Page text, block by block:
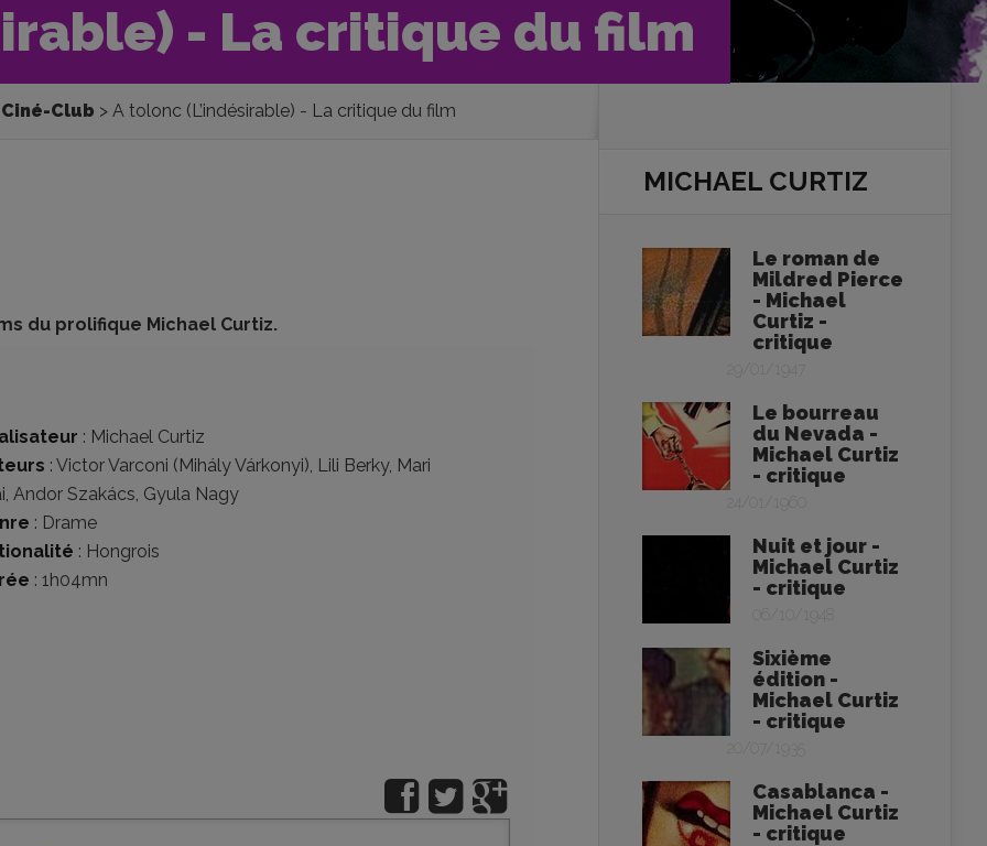
- La critique du film
Ciné-Club A tolonc (L’indésirable) - La critique du film
du prolifique Michael Curtiz.
: Michael Curtiz
: Victor Varconi (Mihály Várkonyi), Lili Berky, Mari
, Andor Szakács, Gyula Nagy
: Drame
: Hongrois
: 1h04mn
MICHAEL CURTIZ
Le roman de
Mildred Pierce
- Michael
Curtiz -
critique
29/01/1947
Le bourreau
du Nevada -
Michael Curtiz
- critique
24/01/1960
Nuit et jour -
Michael Curtiz
- critique
06/10/1948
Sixième
édition -
Michael Curtiz
- critique
Casablanca -
Michael Curtiz
- critique